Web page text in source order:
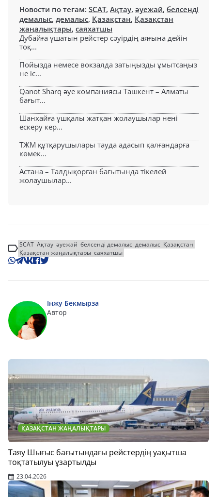
Новости по тегам: SCAT, Ақтау, әуежай, белсенді
демалыс, демалыс, Қазақстан, Қазақстан
жаңалықтары, саяхатшы
Дубайға ұшатын рейстер сәуірдің аяғына дейін
тоқ...
Пойызда немесе вокзалда затыңызды ұмытсаңыз
не іс...
Qanot Sharq әуе компаниясы Ташкент – Алматы
бағыт...
Шанхайға ұшқалы жатқан жолаушылар нені
ескеру кер...
ТЖМ құтқарушылары тауда адасып қалғандарға
көмек...
Астана – Талдықорған бағытында тікелей
жолаушылар...
SCAT Ақтау әуежай белсенді демалыс демалыс Қазақстан
Қазақстан жаңалықтары саяхатшы
Інжу Бекмырза
Автор
ҚАЗАҚСТАН ЖАҢАЛЫҚТАРЫ
Таяу Шығыс бағытындағы рейстердің уақытша
тоқтатылуы ұзартылды
23.04.2026